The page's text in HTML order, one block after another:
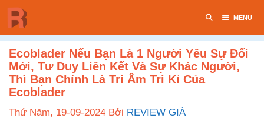
Chuyển
đến
nội
dung
MENU
Ecoblader Nếu Bạn Là 1 Người Yêu Sự Đổi
Mới, Tư Duy Liên Kết Và Sự Khác Người,
Thì Bạn Chính Là Tri Âm Tri Kỉ Của
Ecoblader
Thứ Năm, 19-09-2024 Bởi REVIEW GIÁ